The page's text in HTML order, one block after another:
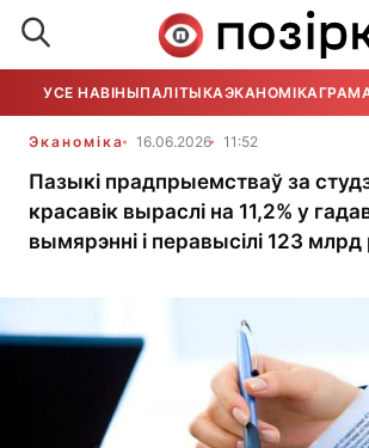
УСЕ НАВІНЫПАЛІТЫКАЭКАНОМІКА
Эканоміка 16.06.2026 11:52
Пазыкі прадпрыемстваў за
красавік выраслі на 11,2% у
вымярэнні і перавысілі 123